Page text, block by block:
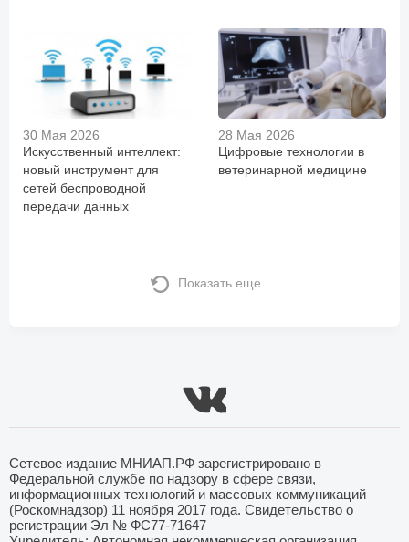
30 Мая 2026
Искусственный интеллект:
новый инструмент для
сетей беспроводной
передачи данных
28 Мая 2026
Цифровые технологии в
ветеринарной медицине
Показать еще
Сетевое издание МНИАП.РФ зарегистрировано в
Федеральной службе по надзору в сфере связи,
информационных технологий и массовых коммуникаций
(Роскомнадзор) 11 ноября 2017 года. Свидетельство о
регистрации Эл № ФС77-71647